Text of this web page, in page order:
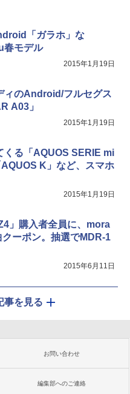
「ガラホ」な
春モデル
2015年1月19日
ィのAndroid/フルセグス
A03」
2015年1月19日
くる「AQUOS SERIE mi
K」など、スマホ
2015年1月19日
」購入者全員に、mora
ーポン。抽選でMDR-1
2015年6月11日
事を見る
お問い合わせ
編集部へのご連絡